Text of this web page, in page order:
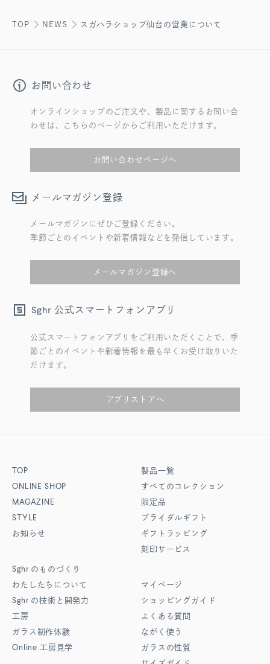
TOP NEWS スガハラショップ仙台の営業について
お問い合わせ
オンラインショップのご注文や、製品に関するお問い合
わせは、こちらのページからご利用いただけます。
お問い合わせページへ
メールマガジン登録
メールマガジンにぜひご登録ください。
季節ごとのイベントや新着情報などを発信しています。
メールマガジン登録へ
Sghr 公式スマートフォンアプリ
公式スマートフォンアプリをご利用いただくことで、季
節ごとのイベントや新着情報を最も早くお受け取りいた
だけます。
アプリストアへ
TOP
ONLINE SHOP
MAGAZINE
STYLE
お知らせ
Sghr のものづくり
わたしたちについて
Sghr の技術と開発力
工房
ガラス制作体験
Online 工房見学
製品一覧
すべてのコレクション
限定品
ブライダルギフト
ギフトラッピング
刻印サービス
マイページ
ショッピングガイド
よくある質問
ながく使う
ガラスの性質